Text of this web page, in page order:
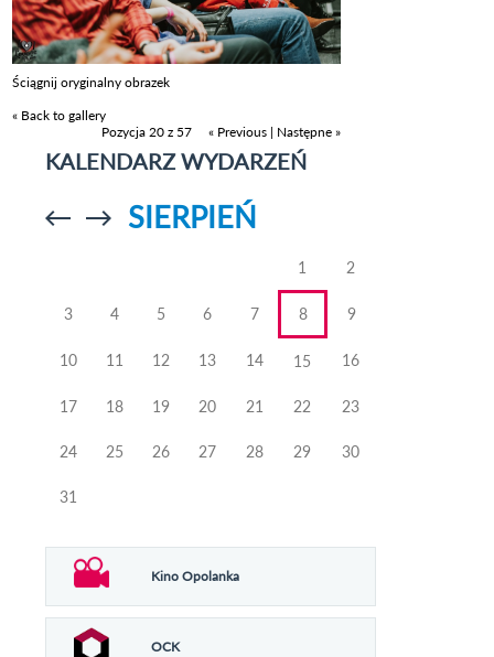
Ściągnij oryginalny obrazek
« Back to gallery
Pozycja 20 z 57
« Previous | Następne »
KALENDARZ WYDARZEŃ
Przejdź doPrzejdź do
SIERPIEŃ
1 2
3 4 5 6 7 8 9
10 11 12 13 14 15 16
17 18 19 20 21 22 23
24 25 26 27 28 29 30
31
Kino Opolanka
OCK